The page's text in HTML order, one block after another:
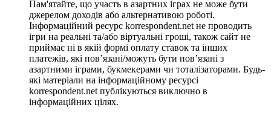
Пам'ятайте, що участь в азартних іграх не може бути
джерелом доходів або альтернативою роботі.
Інформаційний ресурс korrespondent.net не проводить
ігри на реальні та/або віртуальні гроші, також сайт не
приймає ні в якій формі оплату ставок та інших
платежів, які пов’язані/можуть бути пов’язані з
азартними іграми, букмекерами чи тоталізаторами. Будь-
які матеріали на інформаційному ресурсі
korrespondent.net публікуються виключно в
інформаційних цілях.